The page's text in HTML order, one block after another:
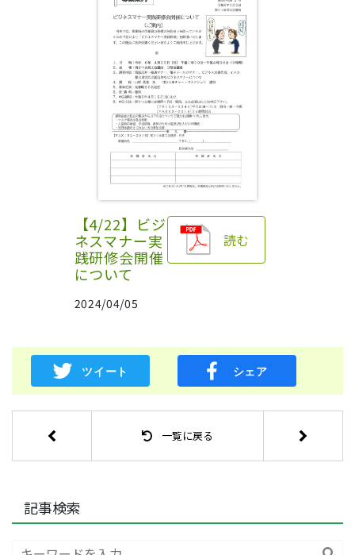
【4/22】ビジ
ネスマナー実
践研修会開催
について
2024/04/05
読む
一覧に戻る
記事検索